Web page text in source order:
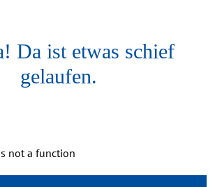
Da ist etwas schief
gelaufen.
not a function